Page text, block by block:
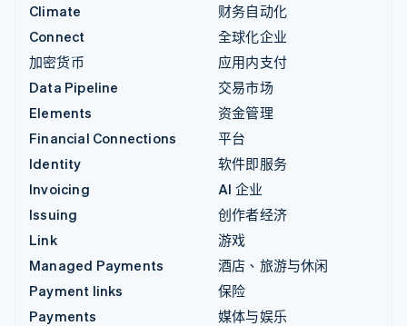
Climate
Connect
加密货币
Data Pipeline
Elements
Financial Connections
Identity
Invoicing
Issuing
Link
Managed Payments
Payment links
Payments
财务自动化
全球化企业
应用内支付
交易市场
资金管理
平台
软件即服务
AI 企业
创作者经济
游戏
酒店、旅游与休闲
保险
媒体与娱乐